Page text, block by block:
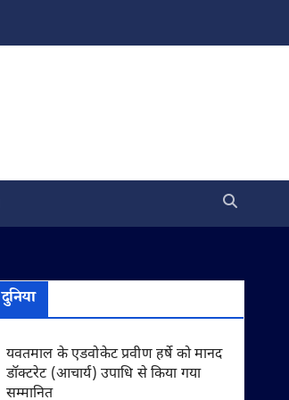
दुनिया
यवतमाल के एडवोकेट प्रवीण हर्षे को मानद
डॉक्टरेट (आचार्य) उपाधि से किया गया
सम्मानित